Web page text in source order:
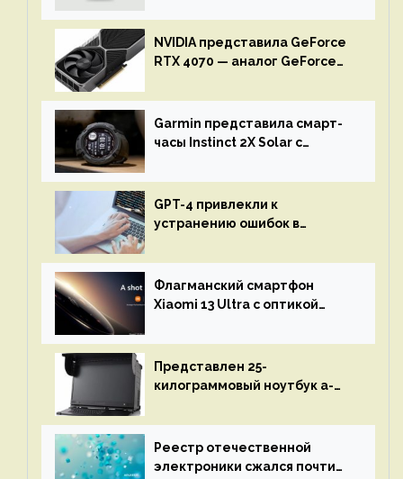
NVIDIA представила GeForce
RTX 4070 — аналог GeForce
Garmin представила смарт-
часы Instinct 2X Solar с
GPT-4 привлекли к
устранению ошибок в
остановится до полного
восстановления кода и
объяснит, что пошло не так
Флагманский смартфон
Xiaomi 13 Ultra с оптикой
представят 18 апреля
Представлен 25-
килограммовый ноутбук a-
до 3 Тбайт DDR5 и шесть
дисплеев
Реестр отечественной
электроники сжался почти